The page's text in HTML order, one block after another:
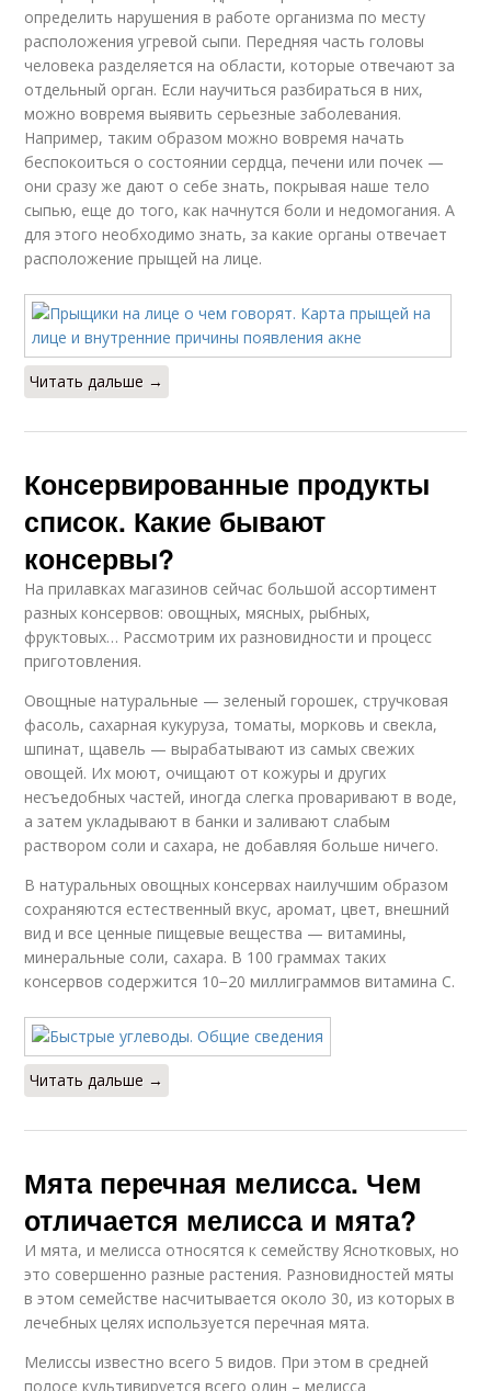
определить нарушения в работе организма по месту
расположения угревой сыпи. Передняя часть головы
человека разделяется на области, которые отвечают за
отдельный орган. Если научиться разбираться в них,
можно вовремя выявить серьезные заболевания.
Например, таким образом можно вовремя начать
беспокоиться о состоянии сердца, печени или почек —
они сразу же дают о себе знать, покрывая наше тело
сыпью, еще до того, как начнутся боли и недомогания. А
для этого необходимо знать, за какие органы отвечает
расположение прыщей на лице.
Читать дальше →
Консервированные продукты
список. Какие бывают
консервы?
На прилавках магазинов сейчас большой ассортимент
разных консервов: овощных, мясных, рыбных,
фруктовых… Рассмотрим их разновидности и процесс
приготовления.
Овощные натуральные — зеленый горошек, стручковая
фасоль, сахарная кукуруза, томаты, морковь и свекла,
шпинат, щавель — вырабатывают из самых свежих
овощей. Их моют, очищают от кожуры и других
несъедобных частей, иногда слегка проваривают в воде,
а затем укладывают в банки и заливают слабым
раствором соли и сахара, не добавляя больше ничего.
В натуральных овощных консервах наилучшим образом
сохраняются естественный вкус, аромат, цвет, внешний
вид и все ценные пищевые вещества — витамины,
минеральные соли, сахара. В 100 граммах таких
консервов содержится 10−20 миллиграммов витамина С.
Читать дальше →
Мята перечная мелисса. Чем
отличается мелисса и мята?
И мята, и мелисса относятся к семейству Яснотковых, но
это совершенно разные растения. Разновидностей мяты
в этом семействе насчитывается около 30, из которых в
лечебных целях используется перечная мята.
Мелиссы известно всего 5 видов. При этом в средней
полосе культивируется всего один – мелисса